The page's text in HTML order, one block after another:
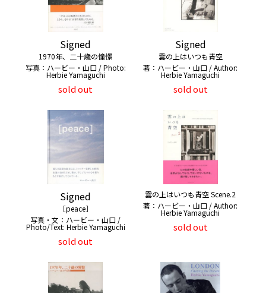
Signed
1970年、二十歳の憧憬
写真：ハービー・山口 / Photo:
Herbie Yamaguchi
sold out
Signed
雲の上はいつも青空
著：ハービー・山口 / Author:
Herbie Yamaguchi
sold out
Signed
［peace］
写真・文：ハービー・山口 /
Photo/Text: Herbie Yamaguchi
sold out
雲の上はいつも青空 Scene.2
著：ハービー・山口 / Author:
Herbie Yamaguchi
sold out